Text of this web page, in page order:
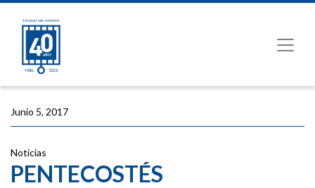
Junio 5, 2017
Noticias
PENTECOSTÉS